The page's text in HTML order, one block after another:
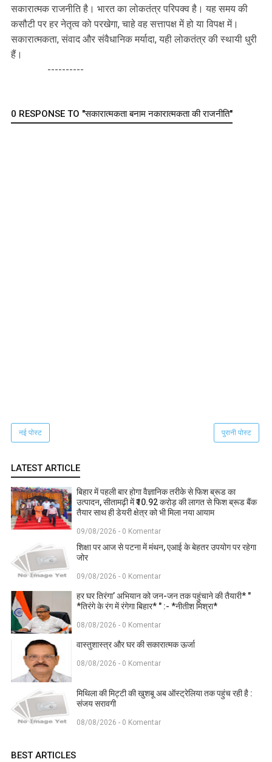
सकारात्मक राजनीति है। भारत का लोकतंत्र परिपक्व है। यह समय की
कसौटी पर हर नेतृत्व को परखेगा, चाहे वह सत्तापक्ष में हो या विपक्ष में।
सकारात्मकता, संवाद और संवैधानिक मर्यादा, यही लोकतंत्र की स्थायी धुरी
हैं।
----------
0 RESPONSE TO "सकारात्मकता बनाम नकारात्मकता की राजनीति"
नई पोस्ट पुरानी पोस्ट
LATEST ARTICLE
बिहार में पहली बार होगा वैज्ञानिक तरीके से फिश ब्रूड का
उत्पादन, सीतामढ़ी में ₹10.92 करोड़ की लागत से फिश ब्रूड बैंक
तैयार साथ ही डेयरी क्षेत्र को भी मिला नया आयाम
09/08/2026 - 0 Komentar
शिक्षा पर आज से पटना में मंथन, एआई के बेहतर उपयोग पर रहेगा
जोर
09/08/2026 - 0 Komentar
हर घर तिरंगा’ अभियान को जन-जन तक पहुंचाने की तैयारी* "
*तिरंगे के रंग में रंगेगा बिहार* " :- *नीतीश मिश्रा*
08/08/2026 - 0 Komentar
वास्तुशास्त्र और घर की सकारात्मक ऊर्जा
08/08/2026 - 0 Komentar
मिथिला की मिट्टी की खुशबू अब ऑस्ट्रेलिया तक पहुंच रही है :
संजय सरावगी
08/08/2026 - 0 Komentar
BEST ARTICLES